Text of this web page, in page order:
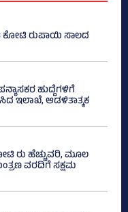
ಕೋಟಿ ರುಪಾಯಿ ಸಾಲದ
ಹುದ್ದೆಗಳಿಗೆ
ಇಲಾಖೆ, ಆಡಳಿತಾತ್ಮಕ
ರು ಹೆಚ್ಚುವರಿ, ಮೂಲ
ವರದಿಗೆ ಸಕ್ಷಮ